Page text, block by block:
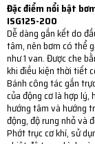
Đặc điểm nổi bật
ISG125-200
Dễ dàng gắn kết do
tâm, nên bơm có thể
như 1 van. Được che
khi điều kiện thời tiết
Bánh công tác gắn
của động cơ là hợp
hướng tâm và hướng
động, độ rung nhỏ và
Phớt trục cơ khí, sử